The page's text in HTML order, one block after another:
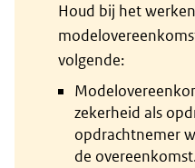
Houd bij het
volgende:
zekerheid als
opdrachtnemer
de